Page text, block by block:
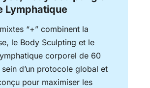
Lymphatique
“+” combinent la
le Body Sculpting et le
corporel de 60
sein d’un protocole global et
pour maximiser les